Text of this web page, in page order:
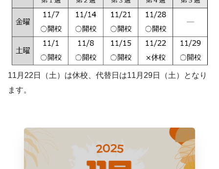
11月22日（土）は休校、代替日は11月29日（土）となり
ます。